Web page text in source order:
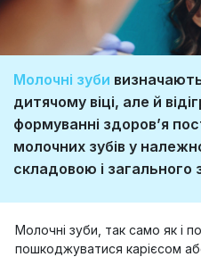
Молочні зуби
дитячому віці, але й
формуванні здоров’я
молочних зубів у
складовою і загального
Молочні зуби, так само як і
пошкоджуватися карієсом